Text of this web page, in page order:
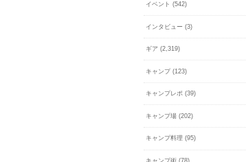
イベント (542)
インタビュー (3)
ギア (2,319)
キャンプ (123)
キャンプレポ (39)
キャンプ場 (202)
キャンプ料理 (95)
キャンプ術 (78)